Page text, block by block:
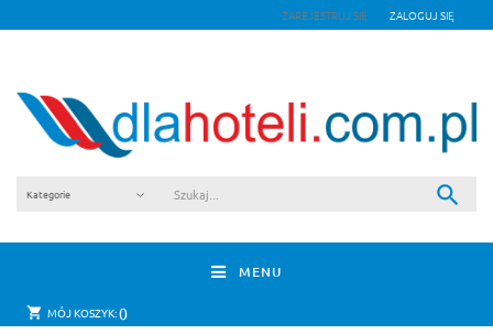
ZAREJESTRUJ SIĘ ZALOGUJ SIĘ
MENU
MÓJ KOSZYK:0